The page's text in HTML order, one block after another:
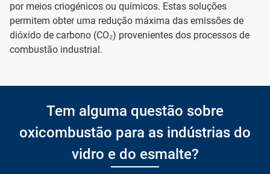
por meios criogénicos ou químicos. Estas soluções
permitem obter uma redução máxima das emissões de
dióxido de carbono (CO₂) provenientes dos processos de
combustão industrial.
Tem alguma questão sobre
oxicombustão para as indústrias do
vidro e do esmalte?